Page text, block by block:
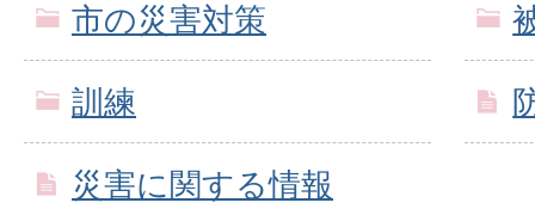
市の災害対策
訓練
災害に関する情報